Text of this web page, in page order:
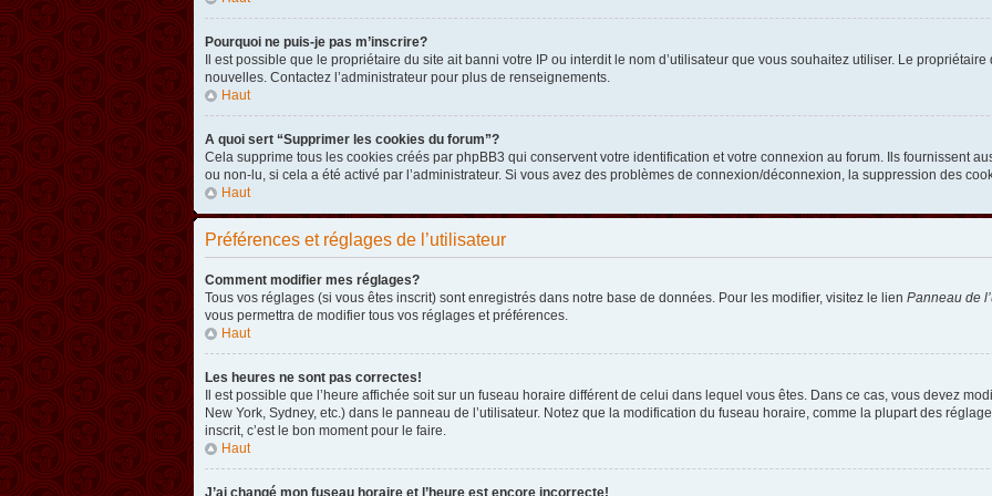
Pourquoi ne puis-je pas m’inscrire?
Il est possible que le propriétaire du site ait banni votre IP ou interdit le nom d’utilisateur que vous souhaitez utiliser. Le
nouvelles. Contactez l’administrateur pour plus de renseignements.
Haut
A quoi sert “Supprimer les cookies du forum”?
Cela supprime tous les cookies créés par phpBB3 qui conservent votre identification et votre connexion au forum. Ils fournissent
ou non-lu, si cela a été activé par l’administrateur. Si vous avez des problèmes de connexion/déconnexion, la suppression des
Haut
Préférences et réglages de l’utilisateur
Comment modifier mes réglages?
Tous vos réglages (si vous êtes inscrit) sont enregistrés dans notre base de données. Pour les modifier, visitez le lien Panneau de
vous permettra de modifier tous vos réglages et préférences.
Haut
Les heures ne sont pas correctes!
Il est possible que l’heure affichée soit sur un fuseau horaire différent de celui dans lequel vous êtes. Dans ce cas, vous devez
New York, Sydney, etc.) dans le panneau de l’utilisateur. Notez que la modification du fuseau horaire, comme la plupart des
inscrit, c’est le bon moment pour le faire.
Haut
J’ai changé mon fuseau horaire et l’heure est encore incorrecte!